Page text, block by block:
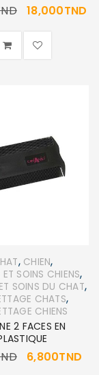
18,000TND
, CHIEN,
ET SOINS CHIENS,
SOINS DU CHAT,
CHATS,
CHIENS
2 FACES EN
6,800TND